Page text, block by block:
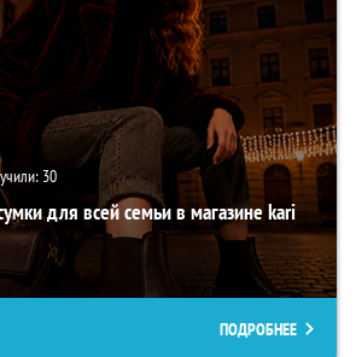
30
для всей семьи в магазине kari
ПОДРОБНЕЕ